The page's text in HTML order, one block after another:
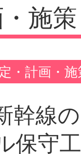
施策
・計画・
線
守